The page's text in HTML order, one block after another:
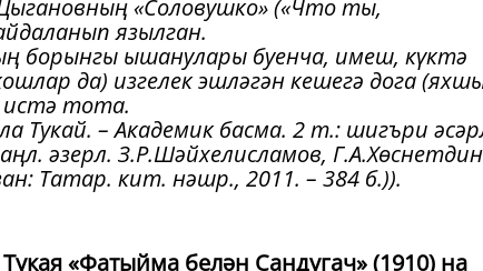
«Соловушко» («Что ты,
язылган.
борынгы ышанулары буенча, имеш, күктә
да) изгелек эшләгән кешегә дога
истә тота.
Тукай. – Академик басма. 2 т.: шигъри
әзерл. З.Р.Шәйхелисламов,
Татар. кит. нәшр., 2011. – 384 б.)).
«Фатыйма белән Сандугач» (1910) на